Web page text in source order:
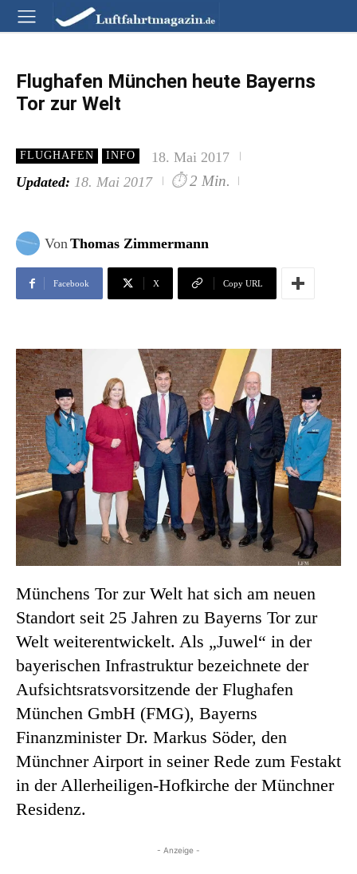
Flughafen München heute Bayerns
Tor zur Welt
FLUGHAFEN INFO
18. Mai 2017
Updated: 18. Mai 2017 ⏱ 2 Min.
VonThomas Zimmermann
Facebook X Copy URL
Münchens Tor zur Welt hat sich am neuen
Standort seit 25 Jahren zu Bayerns Tor zur
Welt weiterentwickelt. Als „Juwel“ in der
bayerischen Infrastruktur bezeichnete der
Aufsichtsratsvorsitzende der Flughafen
München GmbH (FMG), Bayerns
Finanzminister Dr. Markus Söder, den
Münchner Airport in seiner Rede zum Festakt
in der Allerheiligen-Hofkirche der Münchner
Residenz.
- Anzeige -